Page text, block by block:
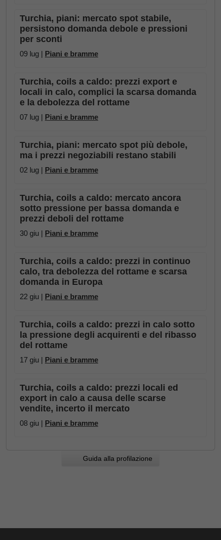
Turchia, piani: mercato spot stabile,
persistono domanda debole e pressioni
per sconti
09 lug | Piani e bramme
Turchia, coils a caldo: prezzi export e
locali in calo, complici la scarsa domanda
e la debolezza del rottame
07 lug | Piani e bramme
Turchia, piani: mercato spot più debole,
ma i prezzi negoziabili restano stabili
02 lug | Piani e bramme
Turchia, coils a caldo: mercato ancora
sotto pressione per bassa domanda e
prezzi deboli del rottame
30 giu | Piani e bramme
Turchia, coils a caldo: prezzi in continuo
calo, tra debolezza del rottame e scarsa
domanda in Europa
22 giu | Piani e bramme
Turchia, coils a caldo: prezzi in calo sotto
la pressione degli acquirenti e del ribasso
del rottame
17 giu | Piani e bramme
Turchia, coils a caldo: prezzi locali ed
export in calo a causa delle scarse
vendite, incerto il mercato
08 giu | Piani e bramme
Guida alla profilazione